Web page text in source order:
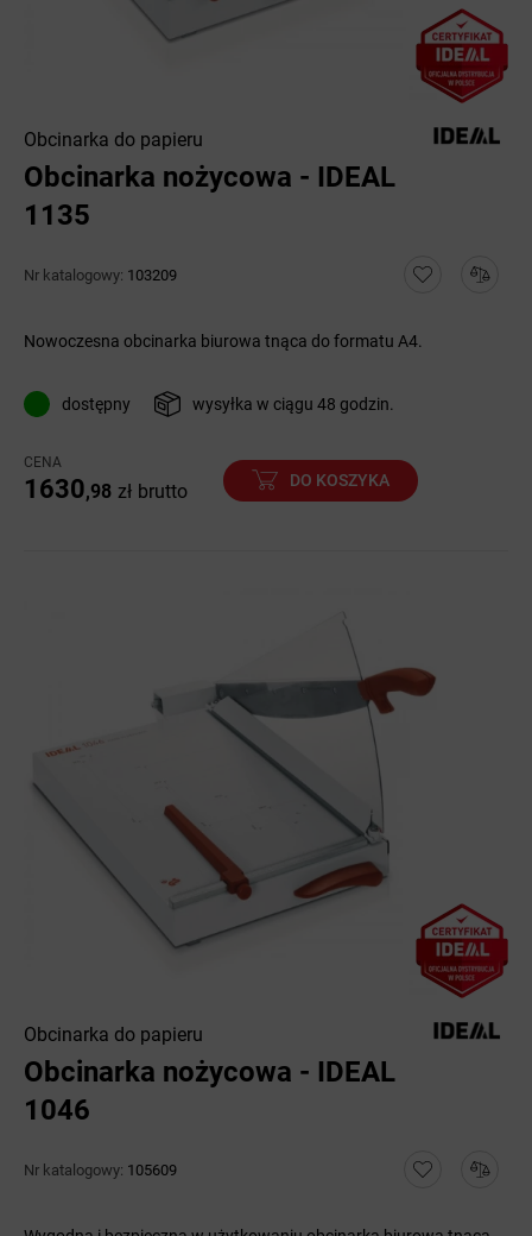
Obcinarka do papieru
Obcinarka nożycowa - IDEAL
1135
Nr katalogowy: 103209
Nowoczesna obcinarka biurowa tnąca do formatu A4.
dostępny wysyłka w ciągu 48 godzin.
CENA
1630,98 zł brutto
DO KOSZYKA
Obcinarka do papieru
Obcinarka nożycowa - IDEAL
1046
Nr katalogowy: 105609